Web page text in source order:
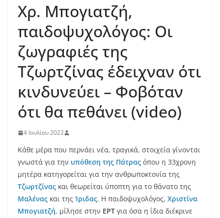
Χρ. Μπογιατζή,
παιδοψυχολόγος: Οι
ζωγραφιές της
Τζωρτζίνας έδειχναν ότι
κινδυνεύει – Φοβόταν
ότι θα πεθάνει (video)
4 Ιουλίου 2022
Κάθε μέρα που περνάει νέα, τραγικά, στοιχεία γίνονται
γνωστά για την υπόθεση της Πάτρας όπου η 33χρονη
μητέρα κατηγορείται για την ανθρωποκτονία της
Τζωρτζίνας και θεωρείται ύποπτη για το θάνατο της
Μαλένας και της Ίριδας. Η παιδοψυχολόγος, Χριστίνα
Μπογιατζή, μίλησε στην ΕΡΤ για όσα η ίδια διέκρινε